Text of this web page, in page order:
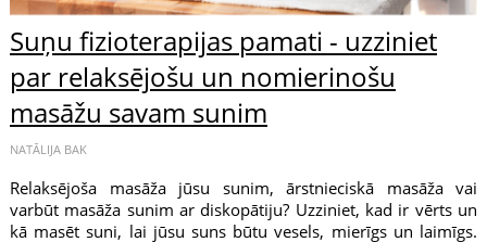
Suņu fizioterapijas pamati - uzziniet
par relaksējošu un nomierinošu
masāžu savam sunim
NATĀLIJA BAK
Relaksējoša masāža jūsu sunim, ārstnieciskā masāža vai
varbūt masāža sunim ar diskopātiju? Uzziniet, kad ir vērts un
kā masēt suni, lai jūsu suns būtu vesels, mierīgs un laimīgs.